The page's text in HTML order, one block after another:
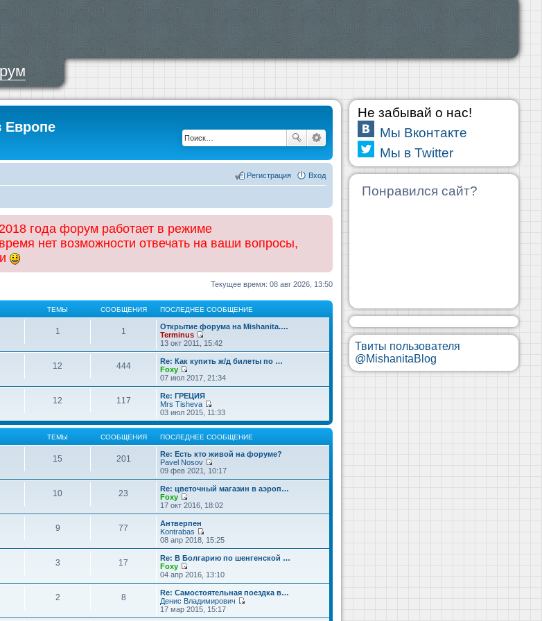
Европе
Вход
Регистрация
года форум работает в режиме
нет возможности отвечать на ваши вопросы,
Текущее время: 08 авг 2026, 13:50
ТЕМЫ СООБЩЕНИЯ ПОСЛЕДНЕЕ СООБЩЕНИЕ
1 1
Открытие форума на Mishanita.…
Terminus
П
е
р
е
й
т
и
к
п
о
с
л
е
н
е
м
у
с
о
б
н
и
ю
13 окт 2011, 15:42
12 444
Re: Как купить ж/д билеты по …
Foxy
П
е
р
е
й
т
и
к
п
о
с
л
е
н
е
м
у
с
о
о
б
щ
н
и
ю
07 июл 2017, 21:34
12 117
Re: ГРЕЦИЯ
Mrs Tisheva
П
е
р
е
й
т
к
п
о
с
л
е
е
м
с
о
б
щ
е
н
и
03 июл 2015, 11:33
ТЕМЫ СООБЩЕНИЯ ПОСЛЕДНЕЕ СООБЩЕНИЕ
15 201
Re: Есть кто живой на форуме?
Pavel Nosov
П
е
р
е
й
т
п
о
л
д
н
е
м
у
с
09 фев 2021, 10:17
10 23
Re: цветочный магазин в аэроп…
Foxy
П
е
р
е
й
т
к
п
о
л
е
д
17 окт 2016, 18:02
9 77
Антверпен
Kontrabas
П
е
р
е
й
т
к
п
о
08 апр 2018, 15:25
3 17
Re: В Болгарию по шенгенской …
Foxy
П
е
р
е
й
т
04 апр 2016, 13:10
2 8
Re: Самостоятельная поездка в…
Денис Владимирович
е
17 мар 2015, 15:17
Не забывай о нас!
Мы Вконтакте
Мы в Twitter
Понравился сайт?
Твиты пользователя
@MishanitaBlog